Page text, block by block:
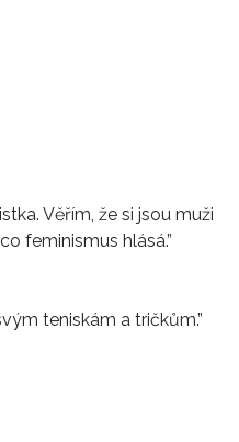
Věřím, že si jsou muži
feminismus hlásá.”
teniskám a tričkům.”